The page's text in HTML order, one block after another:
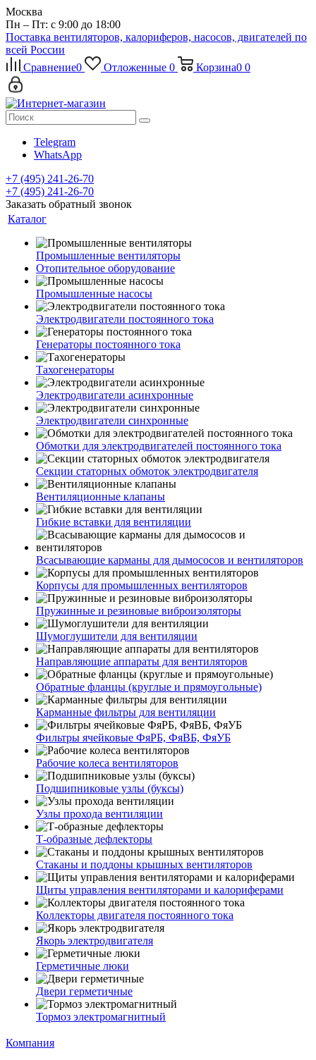
Москва
Пн – Пт: с 9:00 до 18:00
Поставка вентиляторов, калориферов, насосов, двигателей по
всей России
Сравнение0 Отложенные 0 Корзина0 0
Telegram
WhatsApp
+7 (495) 241-26-70
+7 (495) 241-26-70
Заказать обратный звонок
Каталог
Промышленные вентиляторы
Отопительное оборудование
Промышленные насосы
Электродвигатели постоянного тока
Генераторы постоянного тока
Тахогенераторы
Электродвигатели асинхронные
Электродвигатели синхронные
Обмотки для электродвигателей постоянного тока
Секции статорных обмоток электродвигателя
Вентиляционные клапаны
Гибкие вставки для вентиляции
Всасывающие карманы для дымососов и вентиляторов
Корпусы для промышленных вентиляторов
Пружинные и резиновые виброизоляторы
Шумоглушители для вентиляции
Направляющие аппараты для вентиляторов
Обратные фланцы (круглые и прямоугольные)
Карманные фильтры для вентиляции
Фильтры ячейковые ФяРБ, ФяВБ, ФяУБ
Рабочие колеса вентиляторов
Подшипниковые узлы (буксы)
Узлы прохода вентиляции
Т-образные дефлекторы
Стаканы и поддоны крышных вентиляторов
Щиты управления вентиляторами и калориферами
Коллекторы двигателя постоянного тока
Якорь электродвигателя
Герметичные люки
Двери герметичные
Тормоз электромагнитный
Компания